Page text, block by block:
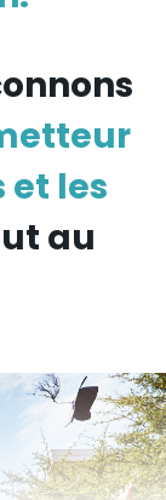
et les
au